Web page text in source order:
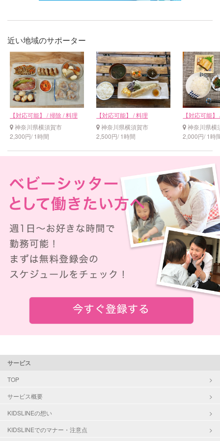
近い地域のサポーター
【対応可能】 / 掃除 / 料理
神奈川県横須賀市
2,300円/ 1時間
【対応可能】 / 料理
神奈川県横須賀市
2,500円/ 1時間
【対応可能
神奈川県横
2,000円/ 1時
サービス
TOP
サービス概要
KIDSLINEの想い
KIDSLINEでのマナー・注意点